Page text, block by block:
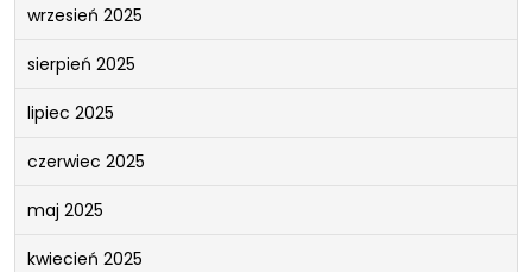
wrzesień 2025
sierpień 2025
lipiec 2025
czerwiec 2025
maj 2025
kwiecień 2025